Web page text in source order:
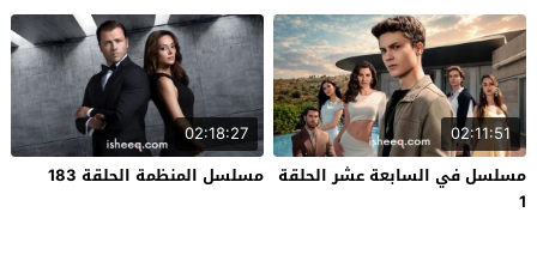
02:11:51
مسلسل في السابعة عشر الحلقة
1
02:18:27
مسلسل المنظمة الحلقة 183